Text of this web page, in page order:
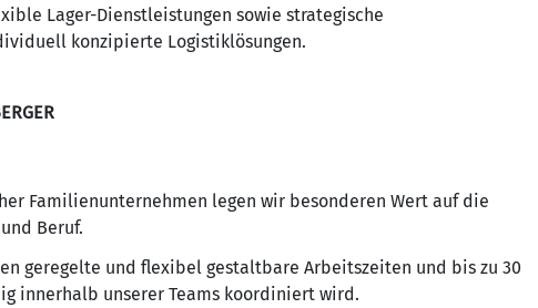
Lager-Dienstleistungen sowie strategische
konzipierte Logistiklösungen.
Familienunternehmen legen wir besonderen Wert auf die
Beruf.
geregelte und flexibel gestaltbare Arbeitszeiten und bis zu 30
innerhalb unserer Teams koordiniert wird.